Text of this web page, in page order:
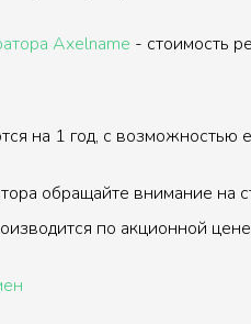
Axelname - стоимость
на 1 год, с возможностью
обращайте внимание на
по акционной